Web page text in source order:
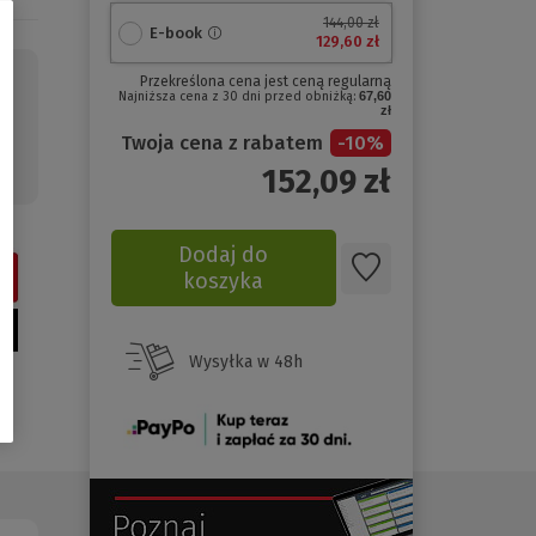
E-book
144,00 zł
129,60 zł
Przekreślona cena jest ceną regularną
Najniższa cena z 30 dni przed obniżką: 67,60
zł
Twoja cena z rabatem -10%
152,09zł
Dodaj do
koszyka
Wysyłka w 48h
(Nowe